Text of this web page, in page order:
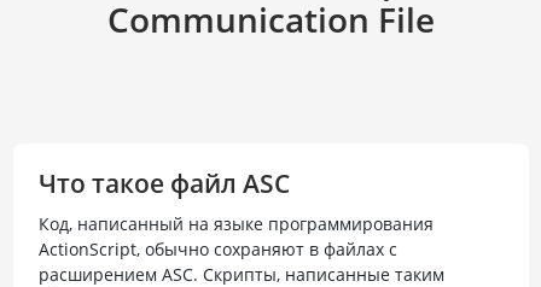
Communication File
Что такое файл ASC
Код, написанный на языке программирования
ActionScript, обычно сохраняют в файлах с
расширением ASC. Скрипты, написанные таким